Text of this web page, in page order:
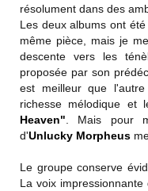
résolument dans des
Les deux albums ont
même pièce, mais je
descente vers les
proposée par son
est meilleur que
richesse mélodique et
Heaven" . Mais pour
d'Unlucky Morpheus
Le groupe conserve
La voix